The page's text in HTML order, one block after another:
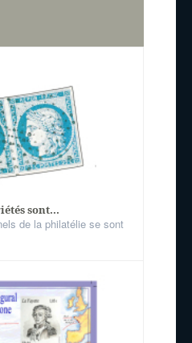
sont...
de la philatélie se sont